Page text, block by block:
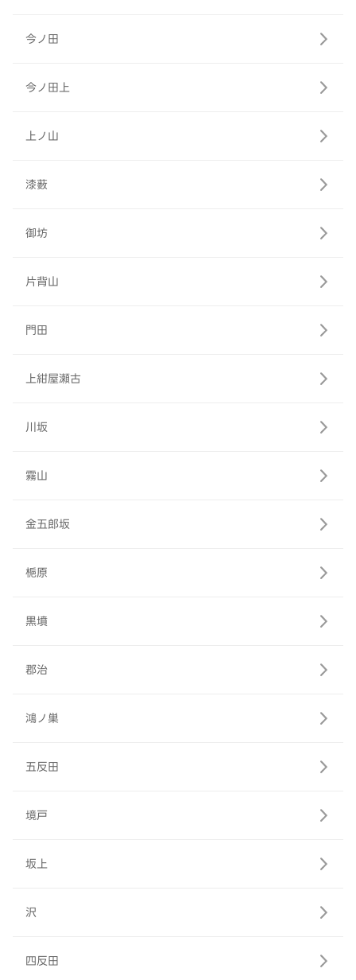
今ノ田
今ノ田上
上ノ山
漆薮
御坊
片背山
門田
上紺屋瀬古
川坂
霧山
金五郎坂
梔原
黒墳
郡治
鴻ノ巣
五反田
境戸
坂上
沢
四反田